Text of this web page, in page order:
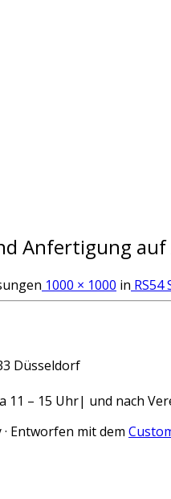
Anfertigung
1000 × 1000 in
Düsseldorf
11 – 15 Uhr| und nach
· Entworfen mit dem